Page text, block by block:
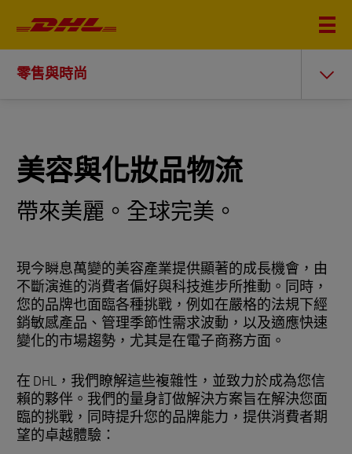
零售與時尚
美容與化妝品物流
帶來美麗。全球完美。
現今瞬息萬變的美容產業提供顯著的成長機會，由
不斷演進的消費者偏好與科技進步所推動。同時，
您的品牌也面臨各種挑戰，例如在嚴格的法規下經
銷敏感產品、管理季節性需求波動，以及適應快速
變化的市場趨勢，尤其是在電子商務方面。
在 DHL，我們瞭解這些複雜性，並致力於成為您信
賴的夥伴。我們的量身訂做解決方案旨在解決您面
臨的挑戰，同時提升您的品牌能力，提供消費者期
望的卓越體驗：